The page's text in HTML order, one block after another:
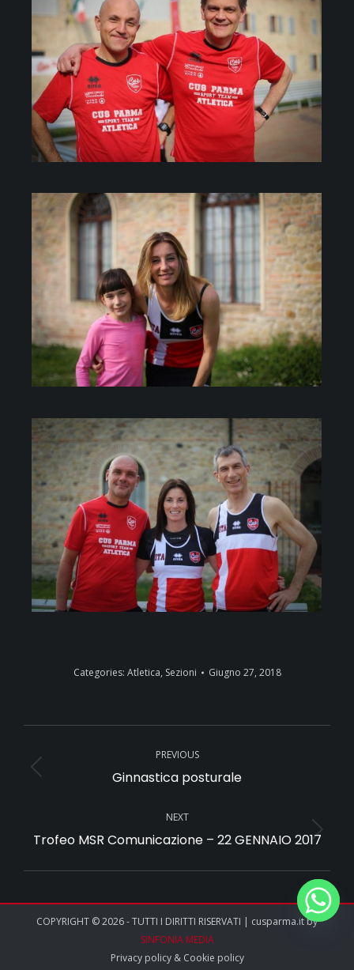
Categories: Atletica, Sezioni Giugno 27, 2018
navigation
PREVIOUS
Previous
Ginnastica posturale
NEXT
Next
Trofeo MSR Comunicazione – 22 GENNAIO 2017
COPYRIGHT © 2026 - TUTTI I DIRITTI RISERVATI | cusparma.it by
SINFONIA MEDIA
Privacy policy& Cookie policy